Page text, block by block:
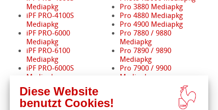
Mediapkg
iPF PRO-4100S
Mediapkg
iPF PRO-6000
Mediapkg
iPF PRO-6100
Mediapkg
iPF PRO-6000S
Mediapkg
iPF PRO-6100S
Mediapkg
iPF6400/6450
Pro 3880 Mediapkg
Pro 4880 Mediapkg
Pro 4900 Mediapkg
Pro 7880 / 9880
Mediapkg
Pro 7890 / 9890
Mediapkg
Pro 7900 / 9900
Mediapkg
Pro 11880 Mediapkg
Diese Website
benutzt Cookies!